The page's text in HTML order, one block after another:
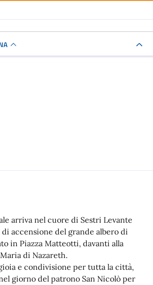
arriva nel cuore di Sestri Levante
accensione del grande albero di
in Piazza Matteotti, davanti alla
di Nazareth.
e condivisione per tutta la città,
giorno del patrono San Nicolò per